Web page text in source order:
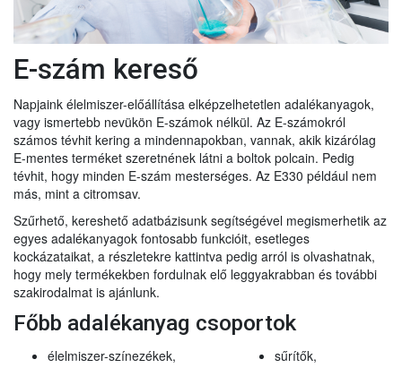
E-szám kereső
Napjaink élelmiszer-előállítása elképzelhetetlen adalékanyagok,
vagy ismertebb nevükön E-számok nélkül. Az E-számokról
számos tévhit kering a mindennapokban, vannak, akik kizárólag
E-mentes terméket szeretnének látni a boltok polcain. Pedig
tévhit, hogy minden E-szám mesterséges. Az E330 például nem
más, mint a citromsav.
Szűrhető, kereshető adatbázisunk segítségével megismerhetik az
egyes adalékanyagok fontosabb funkcióit, esetleges
kockázataikat, a részletekre kattintva pedig arról is olvashatnak,
hogy mely termékekben fordulnak elő leggyakrabban és további
szakirodalmat is ajánlunk.
Főbb adalékanyag csoportok
élelmiszer-színezékek,
sűrítők,